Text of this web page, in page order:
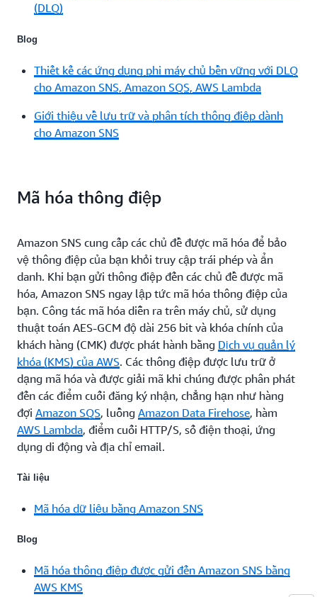
(DLQ)
Blog
Thiết kế các ứng dụng phi máy chủ bền vững với DLQ
cho Amazon SNS, Amazon SQS, AWS Lambda
Giới thiệu về lưu trữ và phân tích thông điệp dành
cho Amazon SNS
Mã hóa thông điệp
Amazon SNS cung cấp các chủ đề được mã hóa để bảo
vệ thông điệp của bạn khỏi truy cập trái phép và ẩn
danh. Khi bạn gửi thông điệp đến các chủ đề được mã
hóa, Amazon SNS ngay lập tức mã hóa thông điệp của
bạn. Công tác mã hóa diễn ra trên máy chủ, sử dụng
thuật toán AES-GCM độ dài 256 bit và khóa chính của
khách hàng (CMK) được phát hành bằng Dịch vụ quản lý
khóa (KMS) của AWS. Các thông điệp được lưu trữ ở
dạng mã hóa và được giải mã khi chúng được phân phát
đến các điểm cuối đăng ký nhận, chẳng hạn như hàng
đợi Amazon SQS, luồng Amazon Data Firehose, hàm
AWS Lambda, điểm cuối HTTP/S, số điện thoại, ứng
dụng di động và địa chỉ email.
Tài liệu
Mã hóa dữ liệu bằng Amazon SNS
Blog
Mã hóa thông điệp được gửi đến Amazon SNS bằng
AWS KMS